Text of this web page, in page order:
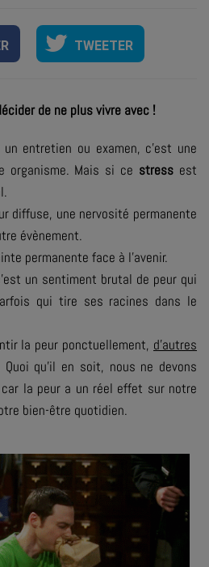
TWEETER
de ne plus vivre avec !
entretien ou examen, c’est une
organisme. Mais si ce stress est
diffuse, une nervosité permanente
évènement.
permanente face à l'avenir.
un sentiment brutal de peur qui
qui tire ses racines dans le
la peur ponctuellement, d’autres
Quoi qu’il en soit, nous ne devons
la peur a un réel effet sur notre
bien-être quotidien.